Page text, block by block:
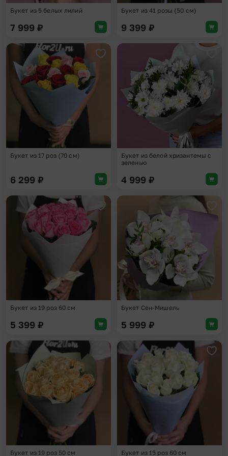
Букет из 5 белых лилий
7 999 ₽
Букет из 41 розы (50 см)
9 399 ₽
Добавить в избранное
Букет из 17 роз (70 см)
6 299 ₽
Букет из белой хризантемы с
зеленью
4 999 ₽
Добавить в избранное
Букет из 19 роз 60 см
5 399 ₽
Букет Сен-Мишель
5 999 ₽
Добавить в избранное
Букет из 19 роз 50 см Букет из 15 роз 60 см